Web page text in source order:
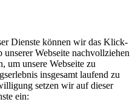
Dienste können wir das Klick-
Webseite nachvollziehen
um unsere Webseite zu
insgesamt laufend zu
setzen wir auf dieser
ein: